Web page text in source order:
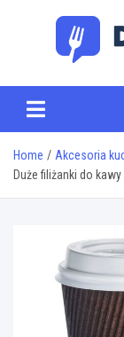
Home
Akcesoria
Duże filiżanki do